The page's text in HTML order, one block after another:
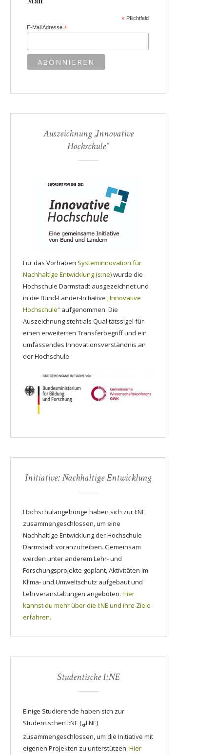
*Pflichtfeld
E-Mail Adresse*
Auszeichnung „Innovative
Hochschule“
Für das Vorhaben Systeminnovation für
Nachhaltige Entwicklung (s:ne)wurde die
Hochschule Darmstadt ausgezeichnet und
in die Bund-Länder-Initiative „Innovative
Hochschule“ aufgenommen. Die
Auszeichnung steht als Qualitätssigel für
einen erweiterten Transferbegriff und ein
umfassendes Innovationsverständnis an
der Hochschule.
Initiative: Nachhaltige Entwicklung
Hochschulangehörige haben sich zur I:NE
zusammengeschlossen, um eine
Nachhaltige Entwicklung der Hochschule
Darmstadt voranzutreiben. Gemeinsam
werden unter anderem Lehr- und
Forschungsprojekte geplant, Aktivitäten im
Klima- und Umweltschutz aufgebaut und
Lehrveranstaltungen angeboten. Hier
kannst du mehr über die I:NE und ihre Ziele
erfahren.
Studentische I:NE
Einige Studierende haben sich zur
Studentischen I:NE (stI:NE)
zusammengeschlossen, um die Initiative mit
eigenen Projekten zu unterstützen. Hier